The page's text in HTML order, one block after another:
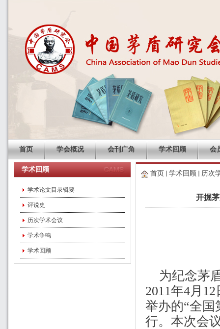
首页 学会概况 会刊广角 学术回顾 会
学术回顾
学术论文目录辑要
评说史
历次学术会议
学术争鸣
学术回顾
首页 学术回顾 历次
开掘
为纪念茅
2011年4月 12
举办的“全国
行。本次会